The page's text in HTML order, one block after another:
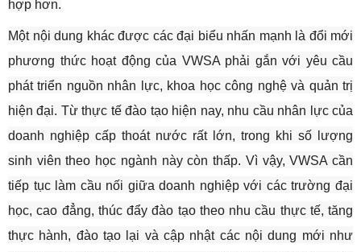
hợp hơn.
Một nội dung khác được các đại biểu nhấn mạnh là đổi mới
phương thức hoạt động của VWSA phải gắn với yêu cầu
phát triển nguồn nhân lực, khoa học công nghệ và quản trị
hiện đại. Từ thực tế đào tạo hiện nay, nhu cầu nhân lực của
doanh nghiệp cấp thoát nước rất lớn, trong khi số lượng
sinh viên theo học ngành này còn thấp. Vì vậy, VWSA cần
tiếp tục làm cầu nối giữa doanh nghiệp với các trường đại
học, cao đẳng, thúc đẩy đào tạo theo nhu cầu thực tế, tăng
thực hành, đào tạo lại và cập nhật các nội dung mới như